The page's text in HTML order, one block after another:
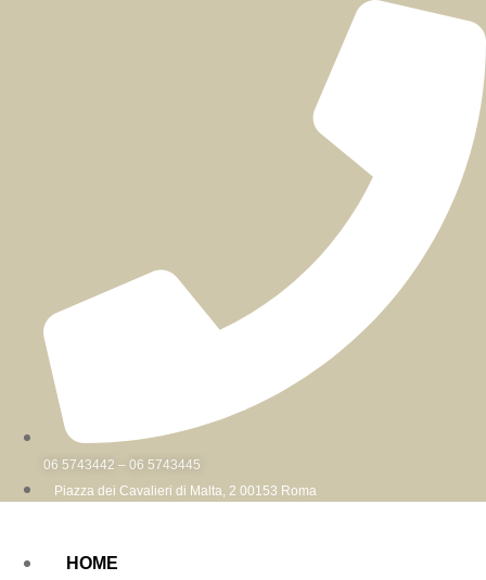
06 5743442 – 06 5743445
Piazza dei Cavalieri di Malta, 2 00153 Roma
HOME